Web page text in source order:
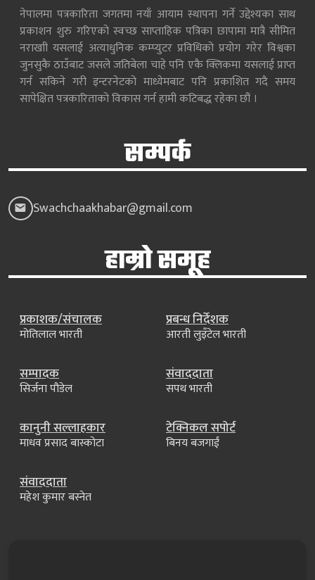
नेपालमा पत्रकारिता जगतमा नयाँ आयाम स्थापना गर्ने उद्देश्यका साथ
प्रकाशन शुरु गरिएको स्वच्छ साप्ताहिक पत्रिका छापामा मात्रै सीमित
नराखाी यसलाई अत्याधुनिक कम्प्युटर प्रविधिको प्रयोग गरेर विश्वका
जुनसुकै ठाउँबाट जसले जतिबेला चाहे पनि एकै क्लिकमा यसलाई प्राप्त
गर्न सकिने गरी इन्टरनेटको माध्येमबाट पनि प्रकाशित गदै समय
सापेक्षित पत्रकारिताको विकास गर्न हामी कटिबद्ध रहेका छौं ।
सम्पर्क
Swachchaakhabar@gmail.com
हाम्रो समूह
प्रकाशक/संचालक
मोतिलाल भारती
प्रबन्ध निर्देशक
आरती लुइँटेल भारती
सम्पादक
सिर्जना पौडेल
संवाददाता
सपथ भारती
कानुनी सल्लाहकार
माधव प्रसाद बास्कोटा
टेक्निकल सपोर्ट
बिनय बजगाईं
संवाददाता
महेश कुमार बस्नेत